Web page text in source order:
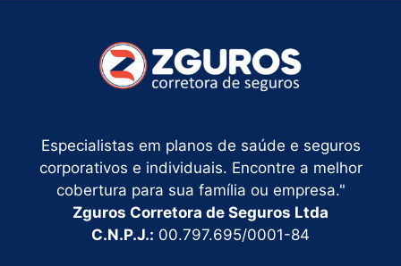
Especialistas em planos de saúde e seguros
corporativos e individuais. Encontre a melhor
cobertura para sua família ou empresa."
Zguros Corretora de Seguros Ltda
C.N.P.J.: 00.797.695/0001-84